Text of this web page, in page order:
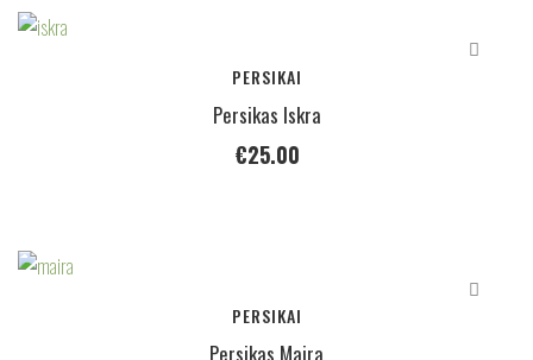
PERSIKAI
Persikas Iskra
€25.00
PERSIKAI
Persikas Maira